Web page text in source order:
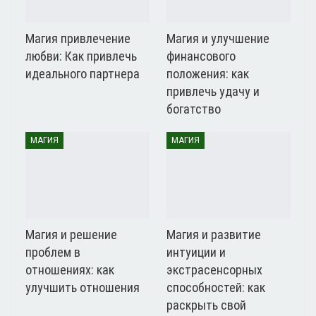
отрицательные энергии. Поэтому перед
использованием талисмана или амулета,
необходимо очистить его от негативной
энергии и зарядить положительной. Это
можно сделать с помощью медитации или
В итоге, выбор материала для талисмана или амулета
Использование символов для
создания талисманов и
Магия привлечение
любви: Как привлечь
идеального партнера
Магия и улучшение
финансового
положения: как
привлечь удачу и
богатство
МАГИЯ
Магия и решение
проблем в
отношениях: как
улучшить отношения
МАГИЯ
Магия и развитие
интуиции и
экстрасенсорных
способностей: как
раскрыть свой